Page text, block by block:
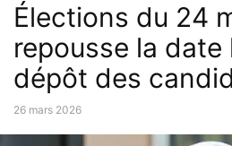
Élections du 24
repousse la date
dépôt des
26 mars 2026